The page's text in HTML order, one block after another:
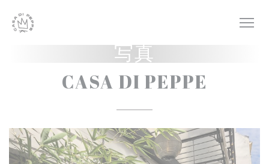
写真
CASA DI PEPPE